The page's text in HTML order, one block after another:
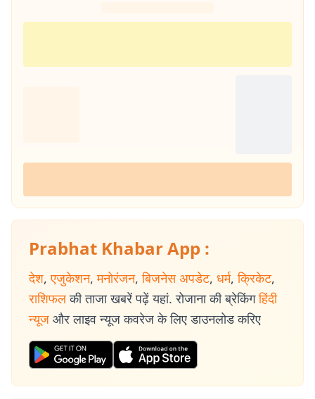
Prabhat Khabar App :
देश, एजुकेशन, मनोरंजन, बिजनेस अपडेट, धर्म, क्रिकेट,
राशिफल की ताजा खबरें पढ़ें यहां. रोजाना की ब्रेकिंग हिंदी
न्यूज और लाइव न्यूज कवरेज के लिए डाउनलोड करिए